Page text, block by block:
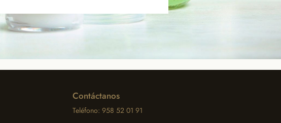
Contáctanos
Teléfono: 958 52 01 91